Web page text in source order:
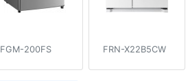
FGM-200FS FRN-X22B5CW